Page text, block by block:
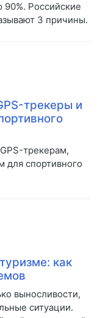
90%. Российские
3 причины.
трекеры и
трекерам,
для спортивного
как
выносливости,
ситуации.